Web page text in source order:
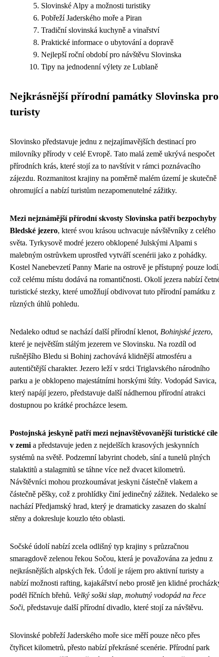
Slovinské Alpy a možnosti turistiky
Pobřeží Jaderského moře a Piran
Tradiční slovinská kuchyně a vinařství
Praktické informace o ubytování a dopravě
Nejlepší roční období pro návštěvu Slovinska
Tipy na jednodenní výlety ze Lublaně
Nejkrásnější přírodní památky Slovinska pro
turisty
Slovinsko představuje jednu z nejzajímavějších destinací pro
milovníky přírody v celé Evropě. Tato malá země ukrývá nespočet
přírodních krás, které stojí za to navštívit v rámci poznávacího
zájezdu. Rozmanitost krajiny na poměrně malém území je skutečně
ohromující a nabízí turistům nezapomenutelné zážitky.
Mezi nejznámější přírodní skvosty Slovinska patří bezpochyby
Bledské jezero, které svou krásou uchvacuje návštěvníky z celého
světa. Tyrkysově modré jezero obklopené Julskými Alpami s
malebným ostrůvkem uprostřed vytváří scenérii jako z pohádky.
Kostel Nanebevzetí Panny Marie na ostrově je přístupný pouze
což celému místu dodává na romantičnosti. Okolí jezera nabízí
turistické stezky, které umožňují obdivovat tuto přírodní památku z
různých úhlů pohledu.
Nedaleko odtud se nachází další přírodní klenot, Bohinjské jezero,
které je největším stálým jezerem ve Slovinsku. Na rozdíl od
rušnějšího Bledu si Bohinj zachovává klidnější atmosféru a
autentičtější charakter. Jezero leží v srdci Triglavského národního
parku a je obklopeno majestátními horskými štíty. Vodopád Savica,
který napájí jezero, představuje další nádhernou přírodní atrakci
dostupnou po krátké procházce lesem.
Postojnská jeskyně patří mezi nejnavštěvovanější turistické cíle
v zemi a představuje jeden z nejdelších krasových jeskynních
systémů na světě. Podzemní labyrint chodeb, síní a tunelů plných
stalaktitů a stalagmitů se táhne více než dvacet kilometrů.
Návštěvníci mohou prozkoumávat jeskyni částečně vlakem a
částečně pěšky, což z prohlídky činí jedinečný zážitek. Nedaleko se
nachází Předjamský hrad, který je dramaticky zasazen do skalní
stěny a dokresluje kouzlo této oblasti.
Sočské údolí nabízí zcela odlišný typ krajiny s průzračnou
smaragdově zelenou řekou Sočou, která je považována za jednu z
nejkrásnějších alpských řek. Údolí je rájem pro aktivní turisty a
nabízí možnosti rafting, kajakářství nebo prostě jen klidné
podél říčních břehů. Velký soški slap, mohutný vodopád na řece
Soči, představuje další přírodní divadlo, které stojí za návštěvu.
Slovinské pobřeží Jaderského moře sice měří pouze něco přes
čtyřicet kilometrů, přesto nabízí překrásné scenérie. Přírodní park